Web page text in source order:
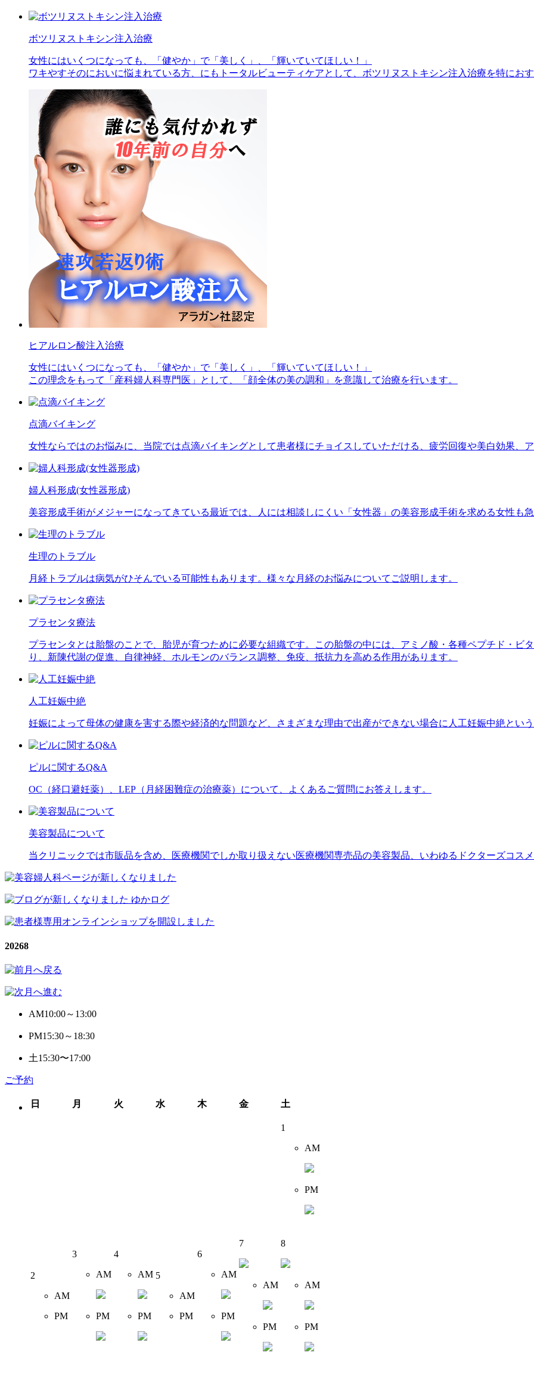
ボツリヌストキシン注入治療
女性にはいくつになっても、「健やか」で「美しく」、「輝いていてほしい！」
ワキやすそのにおいに悩まれている方、にもトータルビューティケアとして、ボツリヌストキシン注入治療を特におす
ヒアルロン酸注入治療
女性にはいくつになっても、「健やか」で「美しく」、「輝いていてほしい！」
この理念をもって「産科婦人科専門医」として、「顔全体の美の調和」を意識して治療を行います。
点滴バイキング
女性ならではのお悩みに、当院では点滴バイキングとして患者様にチョイスしていただける、疲労回復や美白効果、
婦人科形成(女性器形成)
美容形成手術がメジャーになってきている最近では、人には相談しにくい「女性器」の美容形成手術を求める女性も急
生理のトラブル
月経トラブルは病気がひそんでいる可能性もあります。様々な月経のお悩みについてご説明します。
プラセンタ療法
プラセンタとは胎盤のことで、胎児が育つために必要な組織です。この胎盤の中には、アミノ酸・各種ペプチド・ビ
り、新陳代謝の促進、自律神経、ホルモンのバランス調整、免疫、抵抗力を高める作用があります。
人工妊娠中絶
妊娠によって母体の健康を害する際や経済的な問題など、さまざまな理由で出産ができない場合に人工妊娠中絶という
ピルに関するQ&A
OC（経口避妊薬）、LEP（月経困難症の治療薬）について、よくあるご質問にお答えします。
美容製品について
当クリニックでは市販品を含め、医療機関でしか取り扱えない医療機関専売品の美容製品、いわゆるドクターズコス
20268
AM10:00～13:00
PM15:30～18:30
土15:30〜17:00
ご予約
日 月 火 水 木 金 土
1
AM
PM
2
AM
PM
3
AM
PM
4
AM
PM
5
AM
PM
6
AM
PM
7
AM
PM
8
AM
PM